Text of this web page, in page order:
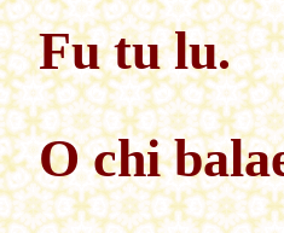
Fu tu lu.
O chi